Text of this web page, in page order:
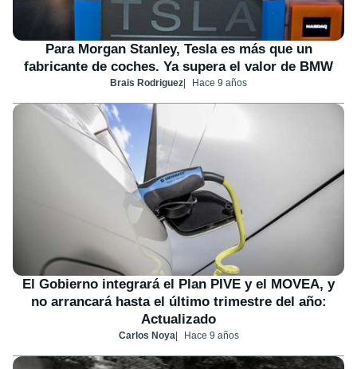
Para Morgan Stanley, Tesla es más que un
fabricante de coches. Ya supera el valor de BMW
Brais Rodriguez Hace 9 años
El Gobierno integrará el Plan PIVE y el MOVEA, y
no arrancará hasta el último trimestre del año:
Actualizado
Carlos Noya Hace 9 años